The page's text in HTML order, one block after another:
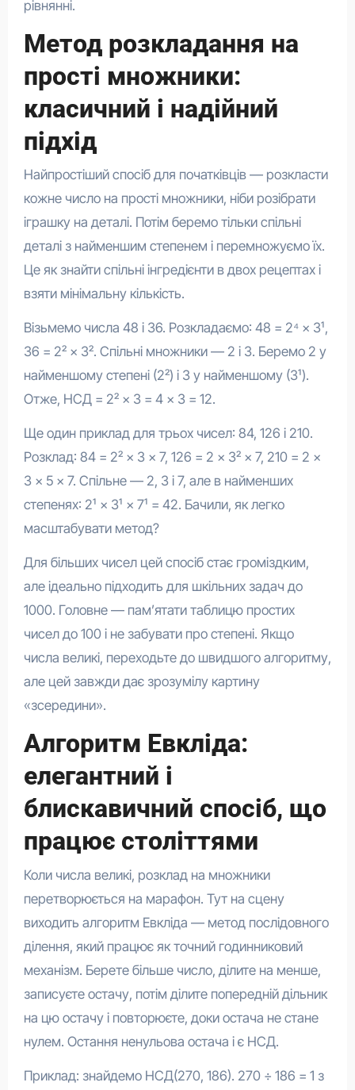
рівнянні.
Метод розкладання на
прості множники:
класичний і надійний
підхід
Найпростіший спосіб для початківців — розкласти
кожне число на прості множники, ніби розібрати
іграшку на деталі. Потім беремо тільки спільні
деталі з найменшим степенем і перемножуємо їх.
Це як знайти спільні інгредієнти в двох рецептах і
взяти мінімальну кількість.
Візьмемо числа 48 і 36. Розкладаємо: 48 = 2⁴ × 3¹,
36 = 2² × 3². Спільні множники — 2 і 3. Беремо 2 у
найменшому степені (2²) і 3 у найменшому (3¹).
Отже, НСД = 2² × 3 = 4 × 3 = 12.
Ще один приклад для трьох чисел: 84, 126 і 210.
Розклад: 84 = 2² × 3 × 7, 126 = 2 × 3² × 7, 210 = 2 ×
3 × 5 × 7. Спільне — 2, 3 і 7, але в найменших
степенях: 2¹ × 3¹ × 7¹ = 42. Бачили, як легко
масштабувати метод?
Для більших чисел цей спосіб стає громіздким,
але ідеально підходить для шкільних задач до
1000. Головне — пам’ятати таблицю простих
чисел до 100 і не забувати про степені. Якщо
числа великі, переходьте до швидшого алгоритму,
але цей завжди дає зрозумілу картину
«зсередини».
Алгоритм Евкліда:
елегантний і
блискавичний спосіб, що
працює століттями
Коли числа великі, розклад на множники
перетворюється на марафон. Тут на сцену
виходить алгоритм Евкліда — метод послідовного
ділення, який працює як точний годинниковий
механізм. Берете більше число, ділите на менше,
записуєте остачу, потім ділите попередній дільник
на цю остачу і повторюєте, доки остача не стане
нулем. Остання ненульова остача і є НСД.
Приклад: знайдемо НСД(270, 186). 270 ÷ 186 = 1 з